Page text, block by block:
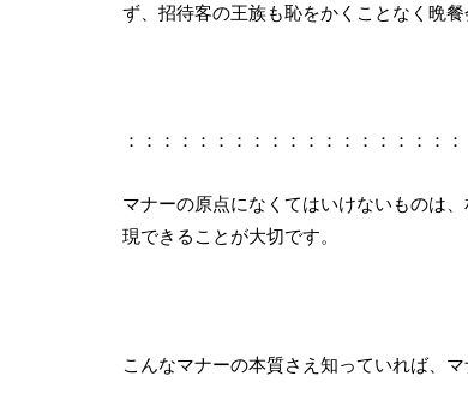
ず、招待客の王族も恥をかくことなく晩餐
：：：：：：：：：：：：：：：：：：
マナーの原点になくてはいけないものは
現できることが大切です。
こんなマナーの本質さえ知っていれば、